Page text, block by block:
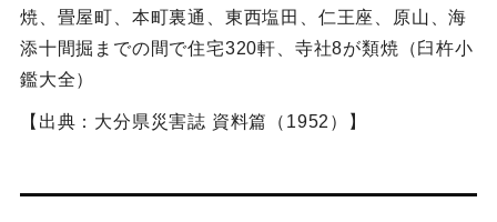
焼、畳屋町、本町裏通、東西塩田、仁王座、原山、海
添十間掘までの間で住宅320軒、寺社8が類焼（臼杵小
鑑大全）
【出典：大分県災害誌 資料篇（1952）】